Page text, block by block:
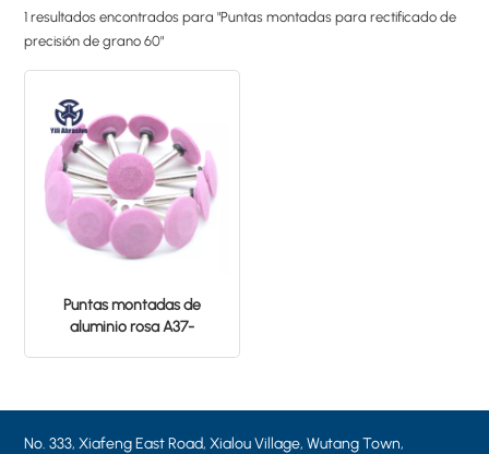
1 resultados encontrados para "Puntas montadas para rectificado de
precisión de grano 60"
Puntas montadas de
aluminio rosa A37-
No. 333, Xiafeng East Road, Xialou Village, Wutang Town,